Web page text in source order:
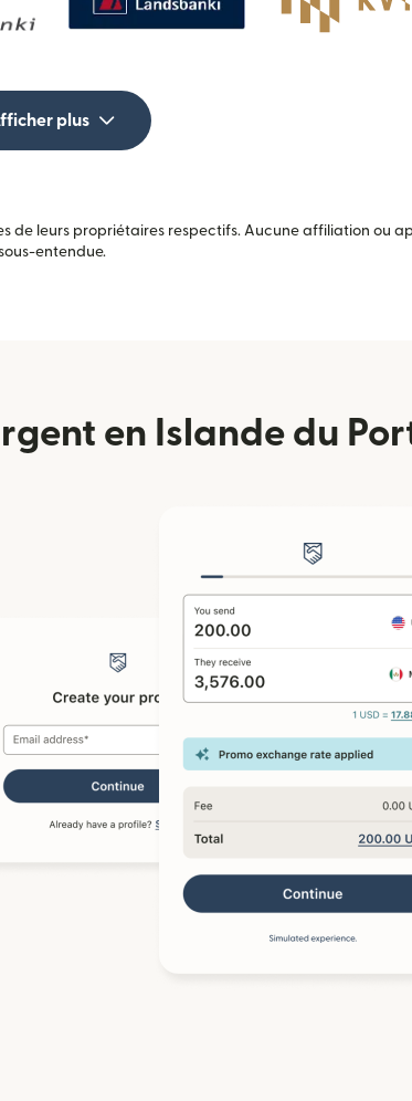
plus
de leurs propriétaires respectifs. Aucune affiliation ou
entendue.
en Islande du
fenêtre)
nouvelle fenêtre)